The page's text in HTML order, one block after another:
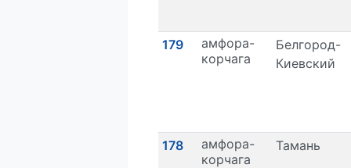
179
амфора-
корчага
Белгород-
Киевский
178
амфора-
корчага
Тамань